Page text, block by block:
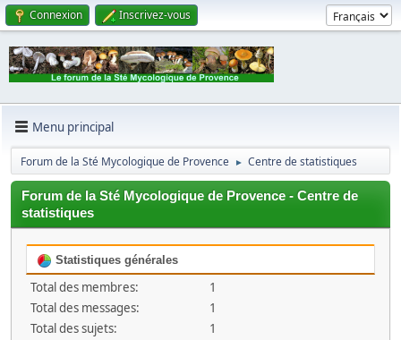
Connexion Inscrivez-vous
Menu principal
Forum de la Sté Mycologique de Provence ► Centre de statistiques
Forum de la Sté Mycologique de Provence - Centre de
statistiques
Statistiques générales
Total des membres:
1
Total des messages:
1
Total des sujets:
1